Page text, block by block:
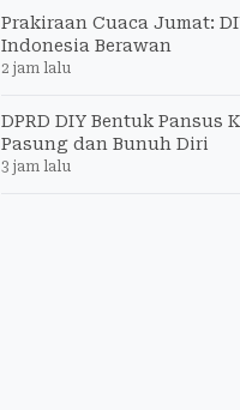
Prakiraan Cuaca Jumat:
Indonesia Berawan
2 jam lalu
DPRD DIY Bentuk Pansus
Pasung dan Bunuh Diri
3 jam lalu